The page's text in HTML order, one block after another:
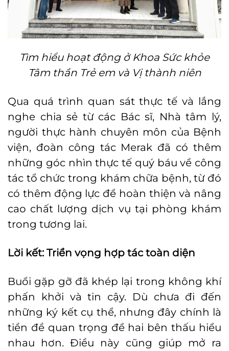
Tìm hiểu hoạt động ở Khoa Sức khỏe
Tâm thần Trẻ em và Vị thành niên
Qua quá trình quan sát thực tế và lắng
nghe chia sẻ từ các Bác sĩ, Nhà tâm lý,
người thực hành chuyên môn của Bệnh
viện, đoàn công tác Merak đã có thêm
những góc nhìn thực tế quý báu về công
tác tổ chức trong khám chữa bệnh, từ đó
có thêm động lực để hoàn thiện và nâng
cao chất lượng dịch vụ tại phòng khám
trong tương lai.
Lời kết: Triển vọng hợp tác toàn diện
Buổi gặp gỡ đã khép lại trong không khí
phấn khởi và tin cậy. Dù chưa đi đến
những ký kết cụ thể, nhưng đây chính là
tiền đề quan trọng để hai bên thấu hiểu
nhau hơn. Điều này cũng giúp mở ra